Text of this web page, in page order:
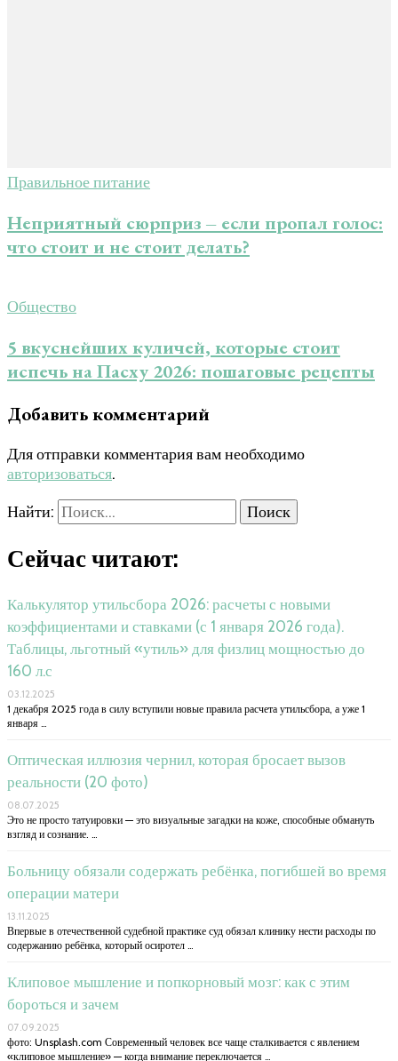
Правильное питание
Неприятный сюрприз – если пропал голос:
что стоит и не стоит делать?
Общество
5 вкуснейших куличей, которые стоит
испечь на Пасху 2026: пошаговые рецепты
Добавить комментарий
Для отправки комментария вам необходимо
авторизоваться.
Найти:
Сейчас читают:
Калькулятор утильсбора 2026: расчеты с новыми
коэффициентами и ставками (с 1 января 2026 года).
Таблицы, льготный «утиль» для физлиц мощностью до
160 л.с
03.12.2025
1 декабря 2025 года в силу вступили новые правила расчета утильсбора, а уже 1
января …
Оптическая иллюзия чернил, которая бросает вызов
реальности (20 фото)
08.07.2025
Это не просто татуировки — это визуальные загадки на коже, способные обмануть
взгляд и сознание. …
Больницу обязали содержать ребёнка, погибшей во время
операции матери
13.11.2025
Впервые в отечественной судебной практике суд обязал клинику нести расходы по
содержанию ребёнка, который осиротел …
Клиповое мышление и попкорновый мозг: как с этим
бороться и зачем
07.09.2025
фото: Unsplash.com Современный человек все чаще сталкивается с явлением
«клиповое мышление» — когда внимание переключается …